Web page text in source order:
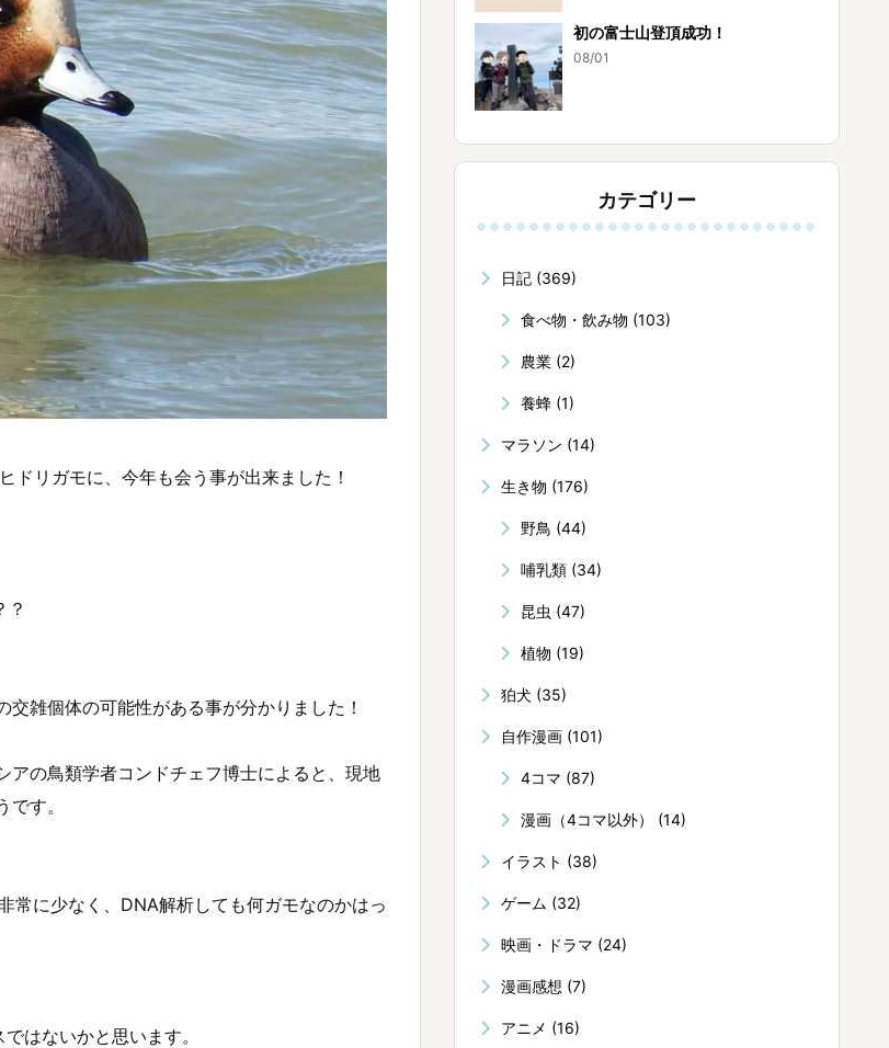
リガモに、今年も会う事が出来ました！
？
雑個体の可能性がある事が分かりました！
アの鳥類学者コンドチェフ博士によると、現地
す。
常に少なく、DNA解析しても何ガモなのかはっ
はないかと思います。
初の富士山登頂成功！
08/01
カテゴリー
日記 (369)
食べ物・飲み物 (103)
農業 (2)
養蜂 (1)
マラソン (14)
生き物 (176)
野鳥 (44)
哺乳類 (34)
昆虫 (47)
植物 (19)
狛犬 (35)
自作漫画 (101)
4コマ (87)
漫画（4コマ以外） (14)
イラスト (38)
ゲーム (32)
映画・ドラマ (24)
漫画感想 (7)
アニメ (16)